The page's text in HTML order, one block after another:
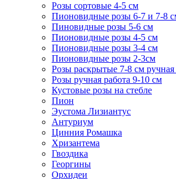
Розы сортовые 4-5 см
Пионовидные розы 6-7 и 7-8
Пиновидные розы 5-6 см
Пионовидные розы 4-5 см
Пионовидные розы 3-4 см
Пионовидные розы 2-3см
Розы раскрытые 7-8 см ручная
Розы ручная работа 9-10 см
Кустовые розы на стебле
Пион
Эустома Лизиантус
Антуриум
Цинния Ромашка
Хризантема
Гвоздика
Георгины
Орхидеи